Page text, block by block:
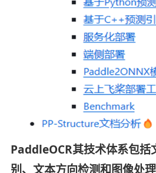
PaddleOCR其技术体系包括
别、文本方向检测和图像处